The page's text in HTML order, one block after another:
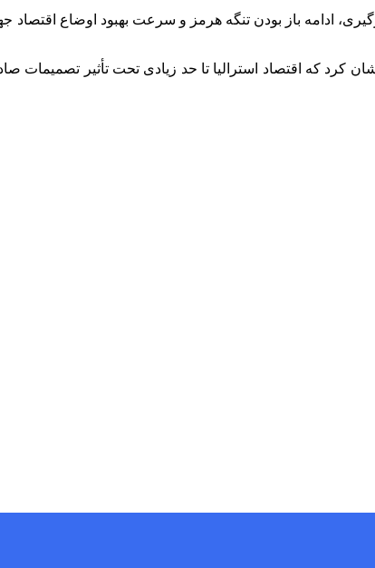
ادامه باز بودن تنگه هرمز و سرعت بهبود اوضاع اقتصاد
کرد که اقتصاد استرالیا تا حد زیادی تحت تأثیر تصمیمات